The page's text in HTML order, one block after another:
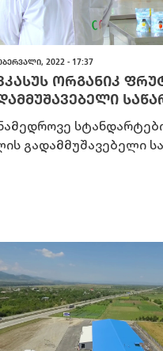
2022 - 17:37
ᲝᲠᲒᲐᲜᲘᲙ
გადამმუშავებელი